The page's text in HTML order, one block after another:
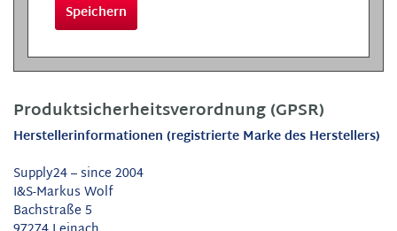
Speichern
Produktsicherheitsverordnung (GPSR)
Herstellerinformationen (registrierte Marke des Herstellers)
Supply24 – since 2004
I&S-Markus Wolf
Bachstraße 5